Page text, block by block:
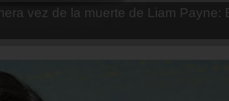
promesa que le hizo a su hija Aria